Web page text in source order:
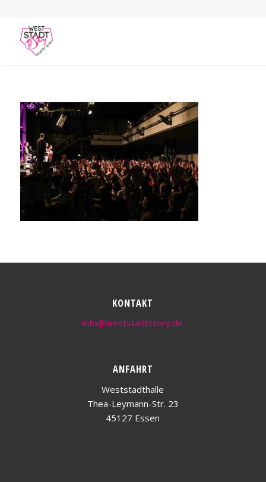
KONTAKT
info@weststadtstory.de
ANFAHRT
Weststadthalle
Thea-Leymann-Str. 23
45127 Essen